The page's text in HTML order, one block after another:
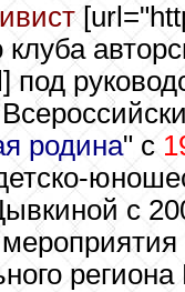
под
родина" с
с
мероприятия